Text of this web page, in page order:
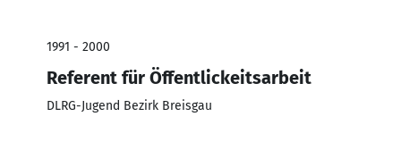
1991 - 2000
Referent für Öffentlickeitsarbeit
DLRG-Jugend Bezirk Breisgau